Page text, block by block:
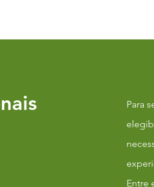
Para
Entre